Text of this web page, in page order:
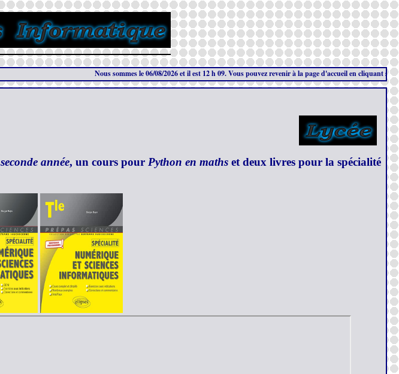
Nous sommes le 06/08/2026 et il est 12 h 09. Vous pouvez revenir à la page d'accueil en cliquant sur ce
seconde année, un cours pour Python en maths et deux livres pour la spécialité